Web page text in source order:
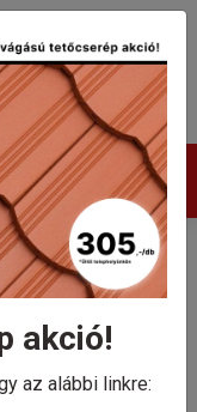
akció!
az alábbi linkre: